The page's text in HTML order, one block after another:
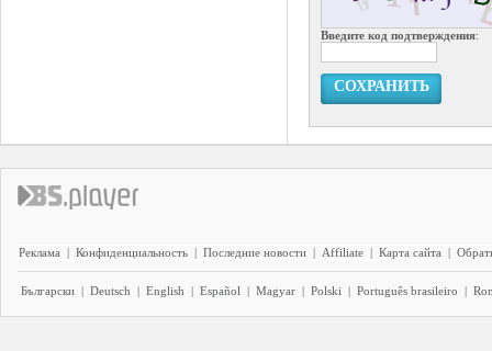
Введите код подтверждения:
СОХРАНИТЬ
Реклама | Конфиденциальность | Последние новости | Affiliate | Карта сайта |
Български | Deutsch | English | Español | Magyar | Polski | Português brasileiro |